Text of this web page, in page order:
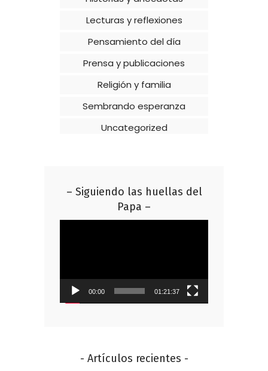
Lecturas y reflexiones
Pensamiento del día
Prensa y publicaciones
Religión y familia
Sembrando esperanza
Uncategorized
– Siguiendo las huellas del
Papa –
00:00 01:21:37
- Artículos recientes -